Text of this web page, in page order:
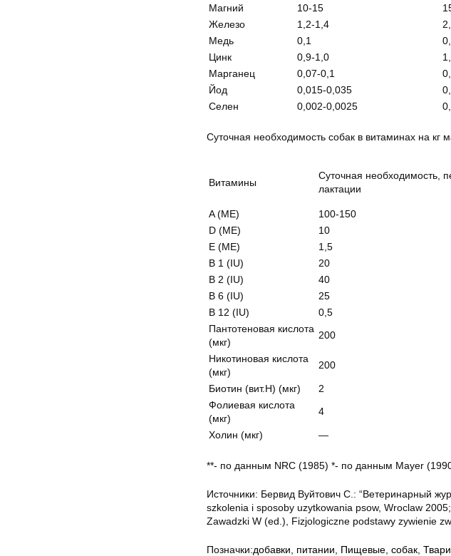
Магний
10-15
Железо
1,2-1,4
Медь
0,1
Цинк
0,9-1,0
Марганец
0,07-0,1
Йод
0,015-0,035
Селен
0,002-0,0025
Суточная необходимость собак в витаминах на кг
Витамины
Суточная необходимость,
лактации
A (МЕ)
100-150
D (МЕ)
10
E (МЕ)
1,5
B 1 (IU)
20
B 2 (IU)
40
B 6 (IU)
25
B 12 (IU)
0,5
Пантотеновая кислота
(мкг)
200
Никотиновая кислота
(мкг)
200
Биотин (вит.Н) (мкг) 2
Фолиевая кислота
(мкг)
4
Холин (мкг) —
**- по данным NRC (1985) *- по данным Mayer
Источники: Бервид Вуйтович С.: “Ветеринарный
szkolenia i sposoby uzytkowania psow, Wroclaw
Zawadzki W (ed.), Fizjologiczne podstawy zywienie
Позначки:добавки питании Пищевые собак